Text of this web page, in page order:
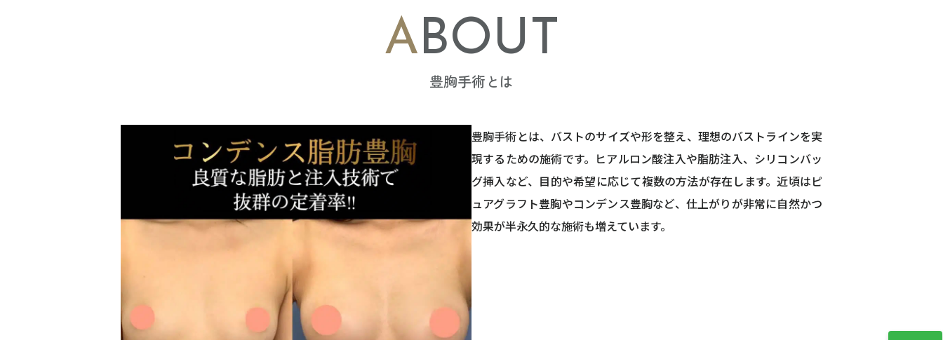
ABOUT
豊胸手術とは
豊胸手術とは、バストのサイズや形を整え、理想のバストラインを実
現するための施術です。ヒアルロン酸注入や脂肪注入、シリコンバッ
グ挿入など、目的や希望に応じて複数の方法が存在します。近頃はピ
ュアグラフト豊胸やコンデンス豊胸など、仕上がりが非常に自然かつ
効果が半永久的な施術も増えています。